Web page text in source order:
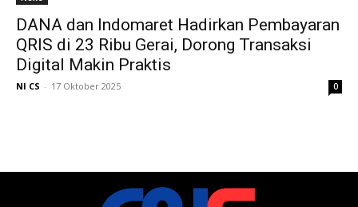
DANA dan Indomaret Hadirkan Pembayaran
QRIS di 23 Ribu Gerai, Dorong Transaksi
Digital Makin Praktis
NI CS - 17 Oktober 2025 0